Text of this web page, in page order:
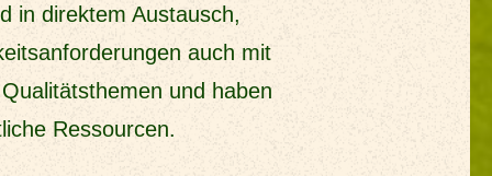
in direktem Austausch,
auch mit
und haben
Ressourcen.